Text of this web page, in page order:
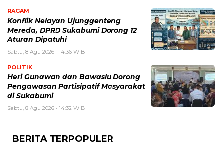
RAGAM
Konflik Nelayan Ujunggenteng
Mereda, DPRD Sukabumi Dorong 12
Aturan Dipatuhi
Sabtu, 8 Agu 2026 - 14:36 WIB
POLITIK
Heri Gunawan dan Bawaslu Dorong
Pengawasan Partisipatif Masyarakat
di Sukabumi
Sabtu, 8 Agu 2026 - 14:32 WIB
BERITA TERPOPULER